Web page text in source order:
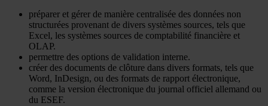
préparer et gérer de manière centralisée des données non
structurées provenant de divers systèmes sources, tels que
Excel, les systèmes sources de comptabilité financière et
OLAP.
permettre des options de validation interne.
créer des documents de clôture dans divers formats, tels que
Word, InDesign, ou des formats de rapport électronique,
comme la version électronique du journal officiel allemand ou
du ESEF.